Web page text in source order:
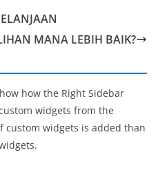
MANA LEBIH BAIK?
how the Right Sidebar
widgets from the
custom widgets is added than